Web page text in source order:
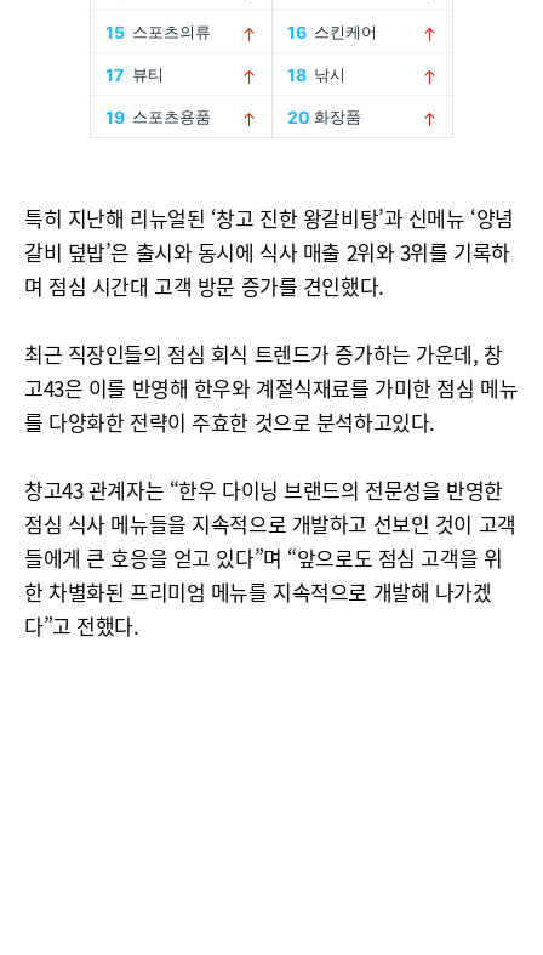
특히 지난해 리뉴얼된 ‘창고 진한 왕갈비탕’과 신메뉴 ‘양념
갈비 덮밥’은 출시와 동시에 식사 매출 2위와 3위를 기록하
며 점심 시간대 고객 방문 증가를 견인했다.
최근 직장인들의 점심 회식 트렌드가 증가하는 가운데, 창
고43은 이를 반영해 한우와 계절식재료를 가미한 점심 메뉴
를 다양화한 전략이 주효한 것으로 분석하고있다.
창고43 관계자는 “한우 다이닝 브랜드의 전문성을 반영한
점심 식사 메뉴들을 지속적으로 개발하고 선보인 것이 고객
들에게 큰 호응을 얻고 있다”며 “앞으로도 점심 고객을 위
한 차별화된 프리미엄 메뉴를 지속적으로 개발해 나가겠
다”고 전했다.